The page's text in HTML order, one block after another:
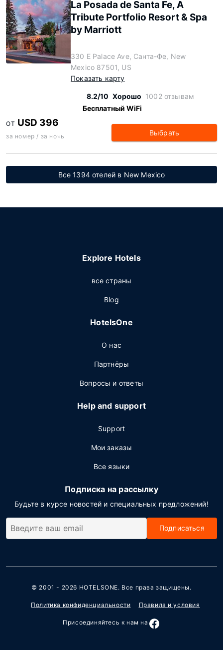
La Posada de Santa Fe, A
Tribute Portfolio Resort & Spa
by Marriott
330 E Palace Ave, Санта-Фе, New
Mexico 87501, US
Показать карту
8.2/10 Хорошо 1002 отзывам
Бесплатный WiFi
ОТ USD 396
за номер / за ночь Выбрать
Все 1394 отелей в New Mexico
Explore Hotels
все страны
Blog
HotelsOne
О нас
Партнёры
Вопросы и ответы
Help and support
Support
Мои заказы
Все языки
Подписка на рассылку
Будьте в курсе новостей и специальных предложений!
Подписаться
© 2001 - 2026 HOTELSONE. Все права защищены.
Политика конфиденциальности Правила и условия
Присоединяйтесь к нам на